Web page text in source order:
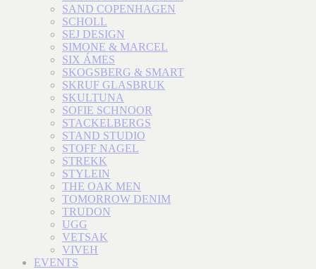
SAND COPENHAGEN
SCHOLL
SEJ DESIGN
SIMONE & MARCEL
SIX ÁMES
SKOGSBERG & SMART
SKRUF GLASBRUK
SKULTUNA
SOFIE SCHNOOR
STACKELBERGS
STAND STUDIO
STOFF NAGEL
STREKK
STYLEIN
THE OAK MEN
TOMORROW DENIM
TRUDON
UGG
VETSAK
VIVEH
EVENTS